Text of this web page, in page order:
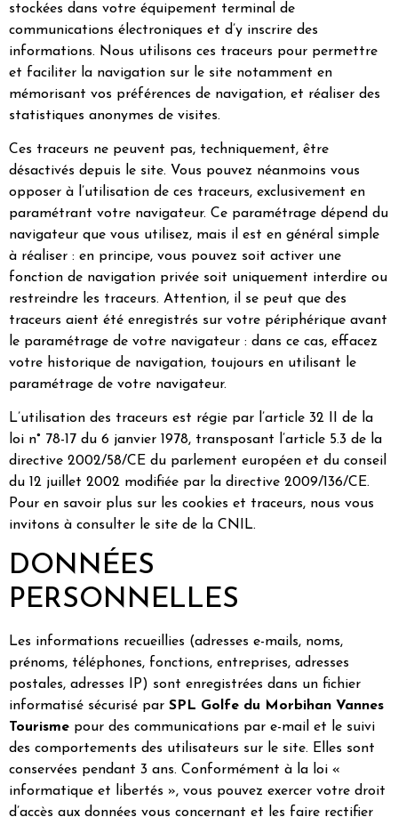
stockées dans votre équipement terminal de
communications électroniques et d’y inscrire des
informations. Nous utilisons ces traceurs pour permettre
et faciliter la navigation sur le site notamment en
mémorisant vos préférences de navigation, et réaliser des
statistiques anonymes de visites.
Ces traceurs ne peuvent pas, techniquement, être
désactivés depuis le site. Vous pouvez néanmoins vous
opposer à l’utilisation de ces traceurs, exclusivement en
paramétrant votre navigateur. Ce paramétrage dépend du
navigateur que vous utilisez, mais il est en général simple
à réaliser : en principe, vous pouvez soit activer une
fonction de navigation privée soit uniquement interdire ou
restreindre les traceurs. Attention, il se peut que des
traceurs aient été enregistrés sur votre périphérique avant
le paramétrage de votre navigateur : dans ce cas, effacez
votre historique de navigation, toujours en utilisant le
paramétrage de votre navigateur.
L’utilisation des traceurs est régie par l’article 32 II de la
loi n° 78-17 du 6 janvier 1978, transposant l’article 5.3 de la
directive 2002/58/CE du parlement européen et du conseil
du 12 juillet 2002 modifiée par la directive 2009/136/CE.
Pour en savoir plus sur les cookies et traceurs, nous vous
invitons à consulter le site de la CNIL.
DONNÉES
PERSONNELLES
Les informations recueillies (adresses e-mails, noms,
prénoms, téléphones, fonctions, entreprises, adresses
postales, adresses IP) sont enregistrées dans un fichier
informatisé sécurisé par SPL Golfe du Morbihan Vannes
Tourisme pour des communications par e-mail et le suivi
des comportements des utilisateurs sur le site. Elles sont
conservées pendant 3 ans. Conformément à la loi «
informatique et libertés », vous pouvez exercer votre droit
d’accès aux données vous concernant et les faire rectifier